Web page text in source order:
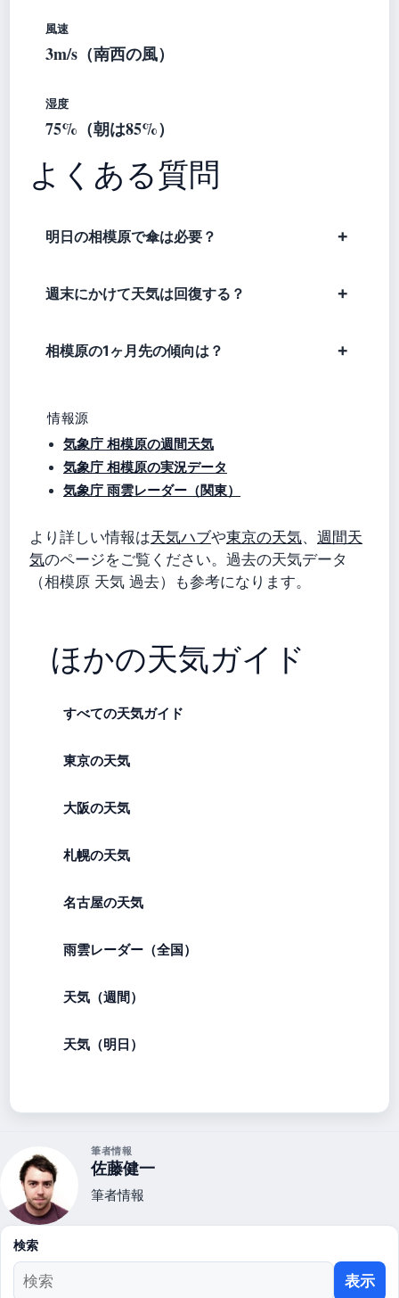
風速
3m/s（南西の風）
湿度
75%（朝は85%）
よくある質問
明日の相模原で傘は必要？
週末にかけて天気は回復する？
相模原の1ヶ月先の傾向は？
情報源
気象庁 相模原の週間天気
気象庁 相模原の実況データ
気象庁 雨雲レーダー（関東）
より詳しい情報は天気ハブや東京の天気、 週間天
気のページをご覧ください。過去の天気データ
（相模原 天気 過去）も参考になります。
ほかの天気ガイド
すべての天気ガイド
東京の天気
大阪の天気
札幌の天気
名古屋の天気
雨雲レーダー（全国）
天気（週間）
天気（明日）
筆者情報
佐藤健一
筆者情報
検索
表示